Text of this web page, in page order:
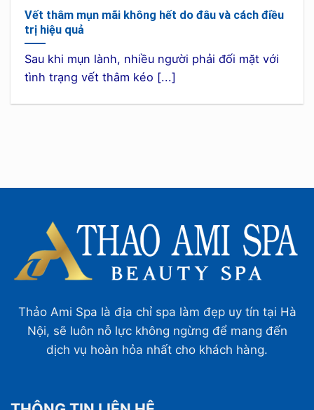
Vết thâm mụn mãi không hết do đâu và cách điều
trị hiệu quả
Sau khi mụn lành, nhiều người phải đối mặt với
tình trạng vết thâm kéo [...]
Thảo Ami Spa là địa chỉ spa làm đẹp uy tín tại Hà
Nội, sẽ luôn nỗ lực không ngừng để mang đến
dịch vụ hoàn hỏa nhất cho khách hàng.